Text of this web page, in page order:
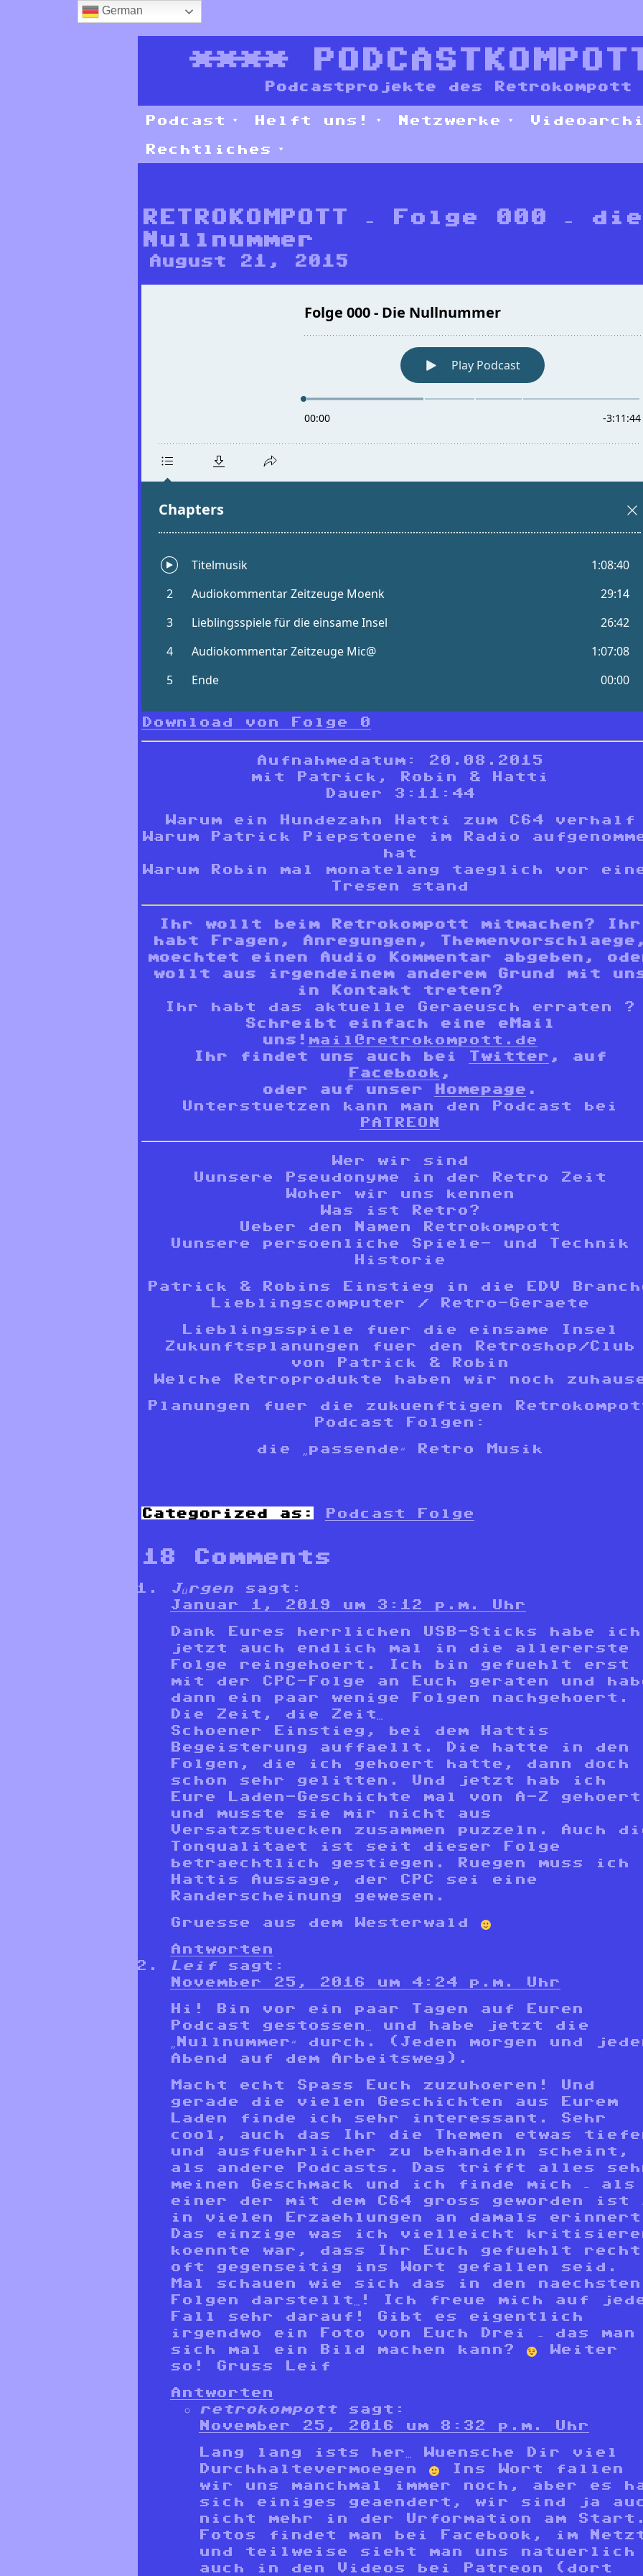
****
Podcastprojekte des Retrokompott
Podcast Helft uns! Netzwerke
Rechtliches
RETROKOMPOTT – Folge 000 – die
Nullnummer
August 21, 2015
Download von Folge 0
Aufnahmedatum: 20.08.2015
mit Patrick, Robin & Hatti
Dauer 3:11:44
Warum ein Hundezahn Hatti zum C64 verhalf
Warum Patrick Piepstoene im Radio
hat
Warum Robin mal monatelang taeglich vor
Tresen stand
Ihr wollt beim Retrokompott mitmachen?
Ihr
habt Fragen, Anregungen ,
moechtet einen Audio Kommentar abgeben,
wollt aus irgendeinem anderem Grund mit
in Kontakt treten?
Ihr habt das aktuelle Geraeusch erraten ?
Schreibt einfach eine eMail
uns! mail@retrokompott.de
Ihr findet uns auch bei
Twitter ,
auf
Facebook ,
oder auf unser
Homepage .
Unterstuetzen kann man den Podcast bei
PATREON
Wer wir sind
Uunsere Pseudonyme in der Retro Zeit
Woher wir uns kennen
Was ist Retro?
Ueber den Namen Retrokompott
Uunsere persoenliche Spiele- und Technik
Historie
Patrick & Robins Einstieg in die EDV
Lieblingscomputer / Retro-Geraete
Lieblingsspiele fuer die einsame Insel
Zukunftsplanungen fuer den Retroshop/Club
von Patrick & Robin
Welche Retroprodukte haben wir noch
Planungen fuer die zukuenftigen
Podcast Folgen:
die „passende“ Retro Musik
Categorized as: Podcast Folge
18 Comments
Jürgen
sagt:
Januar 1, 2019 um 3:12 p.m. Uhr
Dank Eures herrlichen USB-Sticks habe ich
jetzt auch endlich mal in die allererste
Folge reingehoert. Ich bin gefuehlt erst
mit der CPC-Folge an Euch geraten und
dann ein paar wenige Folgen nachgehoert.
Die Zeit, die Zeit…
Schoener Einstieg, bei dem Hattis
Begeisterung auffaellt. Die hatte in den
Folgen, die ich gehoert hatte, dann doch
schon sehr gelitten. Und jetzt hab ich
Eure Laden-Geschichte mal von A-Z gehoert
und musste sie mir nicht aus
Versatzstuecken zusammen puzzeln. Auch
Tonqualitaet ist seit dieser Folge
betraechtlich gestiegen. Ruegen muss ich
Hattis Aussage, der CPC sei eine
Randerscheinung gewesen.
Gruesse aus dem Westerwald
Antworten
Leif
sagt:
November 25, 2016 um 4:24 p.m. Uhr
Hi! Bin vor ein paar Tagen auf Euren
Podcast gestossen… und habe jetzt die
„Nullnummer“ durch. (Jeden morgen und
Abend auf dem Arbeitsweg).
Macht echt Spass Euch zuzuhoeren! Und
gerade die vielen Geschichten aus Eurem
Laden finde ich sehr interessant. Sehr
cool, auch das Ihr die Themen etwas
und ausfuehrlicher zu behandeln scheint,
als andere Podcasts. Das trifft alles
meinen Geschmack und ich finde mich – als
einer der mit dem C64 gross geworden ist
in vielen Erzaehlungen an damals
Das einzige was ich vielleicht
koennte war, dass Ihr Euch gefuehlt recht
oft gegenseitig ins Wort gefallen seid.
Mal schauen wie sich das in den naechsten
Folgen darstellt…! Ich freue mich auf
Fall sehr darauf! Gibt es eigentlich
irgendwo ein Foto von Euch Drei – das man
sich mal ein Bild machen kann?
Weiter
so! Gruss Leif
Antworten
retrokompott
sagt:
November 25, 2016 um 8:32 p.m. Uhr
Lang lang ists her… Wuensche Dir viel
Durchhaltevermoegen
Ins Wort fallen
wir uns manchmal immer noch, aber es
sich einiges geaendert, wir sind ja
nicht mehr in der Urformation am
Fotos findet man bei Facebook, im
und teilweise sieht man uns natuerlich
auch in den Videos bei Patreon (dort
German